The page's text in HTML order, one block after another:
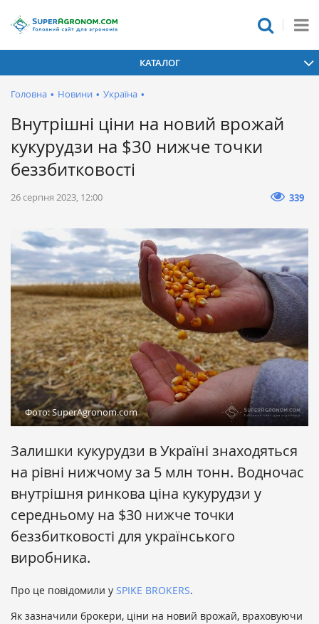
КАТАЛОГ
Головна • Новини • Україна •
Внутрішні ціни на новий врожай
кукурудзи на $30 нижче точки
беззбитковості
26 серпня 2023, 12:00 339
Фото: SuperAgronom.com
Залишки кукурудзи в Україні знаходяться
на рівні нижчому за 5 млн тонн. Водночас
внутрішня ринкова ціна кукурудзи у
середньому на $30 нижче точки
беззбитковості для українського
виробника.
Про це повідомили у SPIKE BROKERS.
Як зазначили брокери, ціни на новий врожай, враховуючи